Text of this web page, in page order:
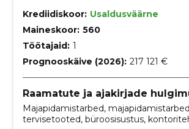
Krediidiskoor: Usaldusväärne
Maineskoor: 560
Töötajaid: 1
Prognooskäive (2026): 217 121 €
Raamatute ja ajakirjade
Majapidamistarbed,
tervisetooted, büroosisustus,